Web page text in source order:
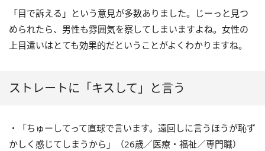
「目で訴える」という意見が多数ありました。じーっと見つ
められたら、男性も雰囲気を察してしまいますよね。女性の
上目遣いはとても効果的だということがよくわかりますね。
ストレートに「キスして」と言う
・「ちゅーしてって直球で言います。遠回しに言うほうが恥ず
かしく感じてしまうから」（26歳／医療・福祉／専門職）